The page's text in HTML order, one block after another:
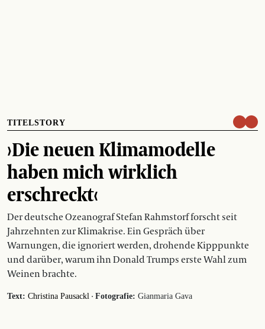
TITELSTORY
›Die neuen Klimamodelle
haben mich wirklich
erschreckt‹
Der deutsche Ozeanograf Stefan Rahmstorf forscht seit
Jahrzehnten zur Klimakrise. Ein Gespräch über
Warnungen, die ignoriert werden, drohende Kipppunkte
und darüber, warum ihn Donald Trumps erste Wahl zum
Weinen brachte.
Text: Christina Pausackl · Fotografie: Gianmaria Gava